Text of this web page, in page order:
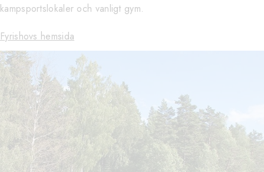
kampsportslokaler och vanligt gym.
Fyrishovs hemsida